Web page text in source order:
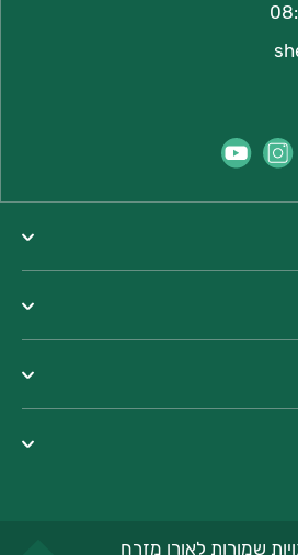
שמורות לאורן מזרח